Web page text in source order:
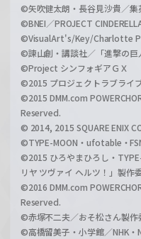
©矢吹健太朗・長谷見沙貴／
©BNEI／PROJECT
©VisualArt's/Key/Charlotte
©諫山創・講談社／「進撃の巨
©Project シンフォギアＧＸ
©2015 プロジェクトラブライ
©2015 DMM.com
Reserved.
© 2014, 2015 SQUARE ENIX
©TYPE-MOON・ufotable・
©2015 ひろやまひろし・
リヤ ツヴァイ ヘルツ！」製作
©2016 DMM.com
Reserved.
©赤塚不二夫／おそ松さん製作
©高橋留美子・小学館／NHK・